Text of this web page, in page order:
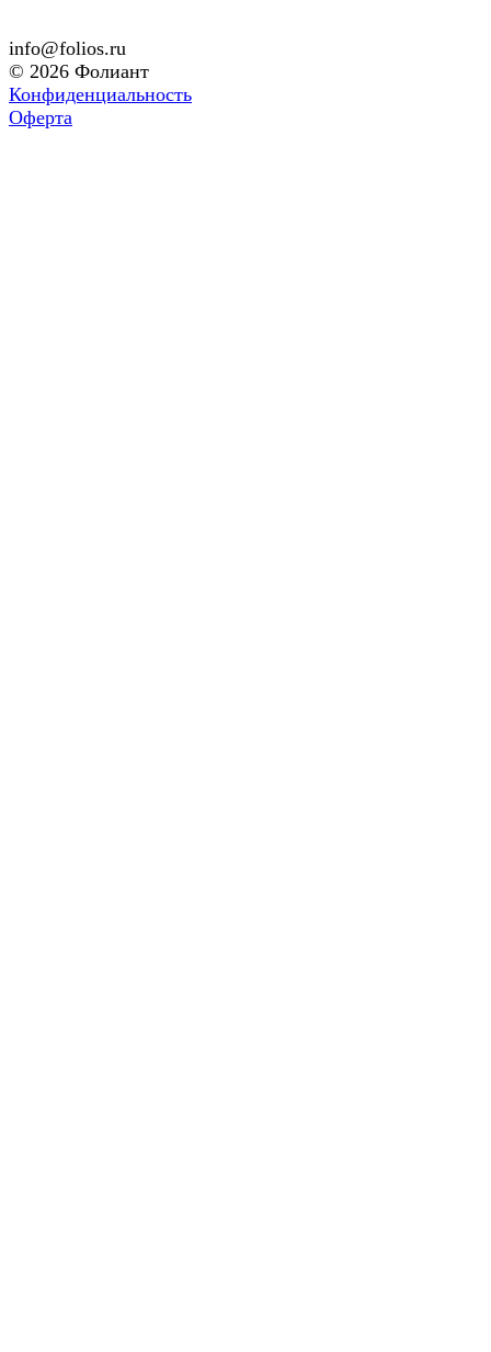
info@folios.ru
© 2026 Фолиант
Конфиденциальность
Оферта